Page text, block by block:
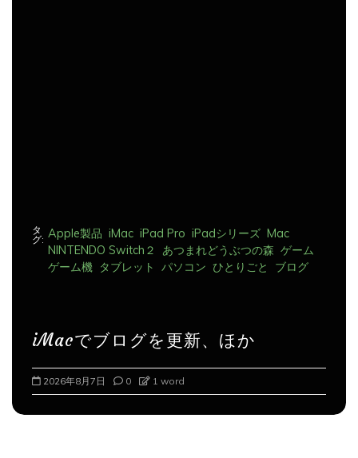
タ
グ: Apple製品 iMac iPad Pro iPadシリーズ Mac
NINTENDO Switch２
あつまれどうぶつの森 ゲーム
ゲーム機
タブレット パソコン ひとりごと ブログ
iMacでブログを更新、ほか
2026年8月7日 0 1 word